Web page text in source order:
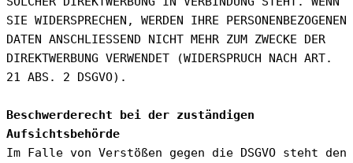
SIE WIDERSPRECHEN, WERDEN IHRE PERSONENBEZOGENEN
DATEN ANSCHLIESSEND NICHT MEHR ZUM ZWECKE DER
DIREKTWERBUNG VERWENDET (WIDERSPRUCH NACH ART.
21 ABS. 2 DSGVO).
Beschwerderecht bei der zuständigen
Aufsichtsbehörde
Im Falle von Verstößen gegen die DSGVO steht den